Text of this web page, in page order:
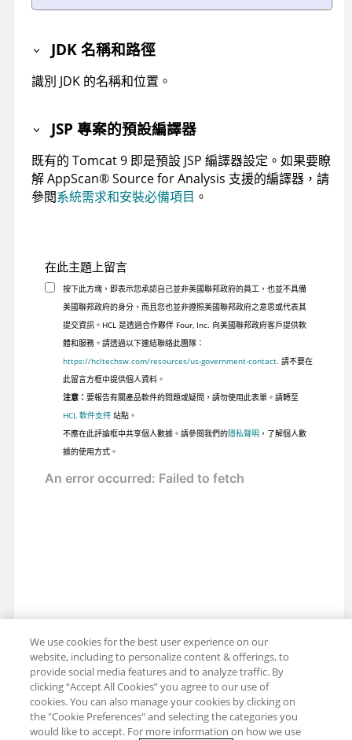
JDK 名稱和路徑
識別 JDK 的名稱和位置。
JSP 專案的預設編譯器
既有的 Tomcat 9 即是預設 JSP 編譯器設定。如果要瞭
解AppScan®Source for Analysis 支援的編譯器，請
參閱系統需求和安裝必備項目 。
在此主題上留言
按下此方塊，即表示您承認自己並非美國聯邦政府的員工，也並不具備
美國聯邦政府的身分，而且您也並非遵照美國聯邦政府之意思或代表其
提交資訊。HCL 是透過合作夥伴 Four, Inc. 向美國聯邦政府客戶提供軟
體和服務。請透過以下連結聯絡此團隊：
https://hcltechsw.com/resources/us-government-contact. 請不要在
此留言方框中提供個人資料。
注意： 要報告有關產品軟件的問題或疑問，請勿使用此表單。請轉至
HCL 軟件支持站點。
不應在此評論框中共享個人數據。請參閱我們的隱私聲明 ，了解個人數
據的使用方式。
We use cookies for the best user experience on our
website, including to personalize content & offerings, to
provide social media features and to analyze traffic. By
clicking “Accept All Cookies” you agree to our use of
cookies. You can also manage your cookies by clicking on
the "Cookie Preferences" and selecting the categories you
would like to accept. For more information on how we use